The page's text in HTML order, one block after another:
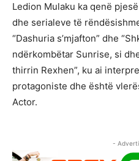
Ledion Mulaku ka qenë
dhe serialeve të
“Dashuria s’mjafton” dhe
ndërkombëtar Sunrise, si
thirrin Rexhen”, ku ai
protagoniste dhe është
Actor.
-